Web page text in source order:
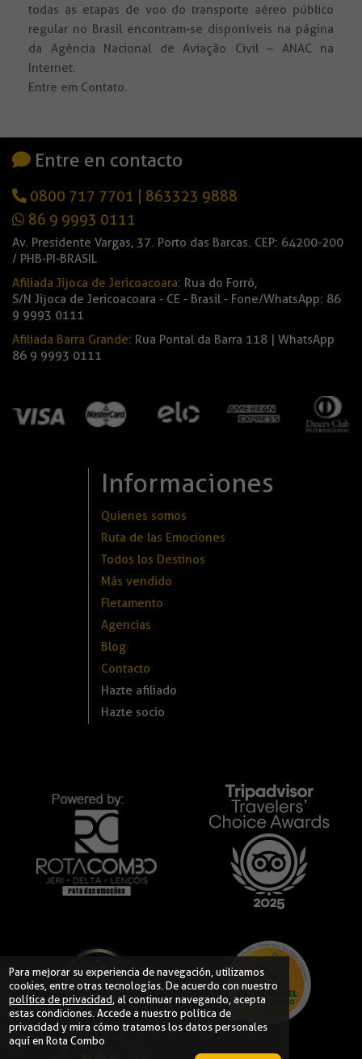
todas as etapas de voo do transporte aéreo público
regular no Brasil encontram-se disponíveis na página
da Agência Nacional de Aviação Civil – ANAC na
Internet.
Entre em Contato.
Entre en contacto
0800 717 7701
863323 9888
86 9 9993 0111
Av. Presidente Vargas, 37. Porto das Barcas. CEP: 64200-200
/ PHB-PI-BRASIL
Afiliada Jijoca de Jericoacoara: Rua do Forró,
S/N Jijoca de Jericoacoara - CE - Brasil - Fone/WhatsApp: 86
9 9993 0111
Afiliada Barra Grande: Rua Pontal da Barra 118 | WhatsApp
86 9 9993 0111
Informaciones
Quienes somos
Ruta de las Emociones
Todos los Destinos
Más vendido
Fletamento
Agencias
Blog
Contacto
Hazte afiliado
Hazte socio
Para mejorar su experiencia de navegación, utilizamos
cookies, entre otras tecnologías. De acuerdo con nuestro
política de privacidad , al continuar navegando, acepta
estas condiciones. Accede a nuestro política de
privacidad y mira cómo tratamos los datos personales
aquí en Rota Combo